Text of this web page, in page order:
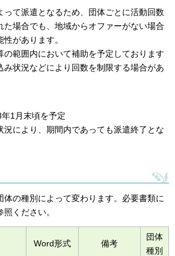
って派遣となるため、団体ごとに活動回数
た場合でも、地域からオファーがない場合
があります。
の範囲内において補助を予定しております
み状況などにより回数を制限する場合があ
1月末頃を予定
により、期間内であっても派遣終了とな
体の種別によって変わります。必要書類に
ください。
Word形式 備考
団体
種別